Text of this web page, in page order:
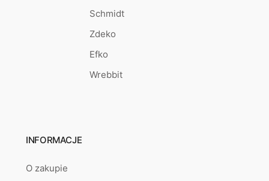
Schmidt
Zdeko
Efko
Wrebbit
INFORMACJE
O zakupie